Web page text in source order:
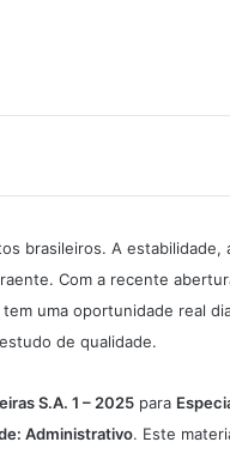
brasileiros. A estabilidade,
Com a recente
uma oportunidade real
de qualidade.
S.A. 1 – 2025 para
Administrativo. Este